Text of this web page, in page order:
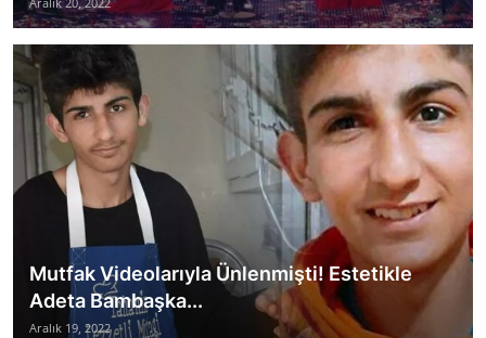
Mutfak Videolarıyla Ünlenmişti! Estetikle
Adeta Bambaşka...
Aralık 19, 2022